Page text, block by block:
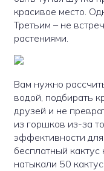
красивое место.
Третьим – не
растениями.
Вам нужно
водой, подбирать
друзей и не
из горшков из-за
эффективности
бесплатный
натыкали 50